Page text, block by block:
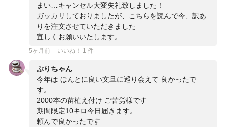
まい…キャンセル大変失礼致しました！
ガッカリしておりましたが、こちらを読んで今、訳あ
りを注文させていただきました
宜しくお願いいたします。
5ヶ月前 いいね！ 1 件
ぶりちゃん
今年は ほんとに良い文旦に巡り会えて 良かったで
す。
2000本の苗植え付け ご苦労様です
期間限定10キロ今日届きます。
頼んで良かったです